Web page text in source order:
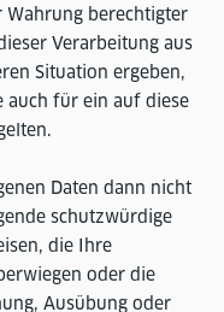
Wahrung berechtigter
Verarbeitung aus
Situation ergeben,
auch für ein auf diese
Daten dann nicht
schutzwürdige
die Ihre
oder die
Ausübung oder